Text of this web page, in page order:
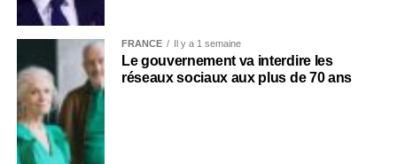
FRANCE Il y a 1 semaine
Le gouvernement va interdire les
réseaux sociaux aux plus de 70 ans